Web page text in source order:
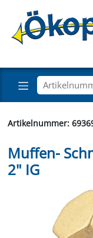
Artikelnummer:
Muffen-
2" IG